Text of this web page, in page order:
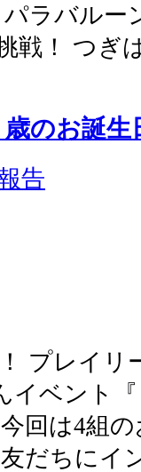
ラバル
戦！ つ
のお誕生
告
プレイリ
イベント
回は4組
だちにイ